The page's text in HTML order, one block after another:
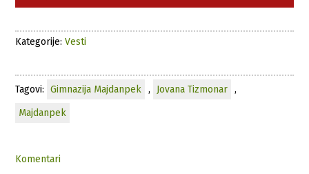
Kategorije:Vesti
Tagovi: Gimnazija Majdanpek , Jovana Tizmonar
,
Majdanpek
Komentari